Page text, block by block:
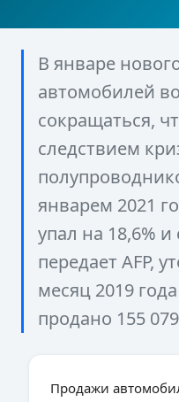
В январе
автомобилей
сокращаться,
следствием
январем 2021
упал на 18,6% и
передает AFP,
месяц 2019
продано 155
Продажи